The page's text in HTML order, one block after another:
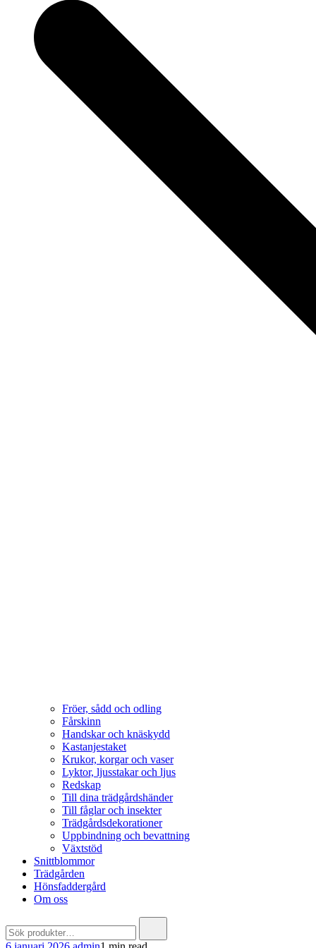
Fröer, sådd och odling
Fårskinn
Handskar och knäskydd
Kastanjestaket
Krukor, korgar och vaser
Lyktor, ljusstakar och ljus
Redskap
Till dina trädgårdshänder
Till fåglar och insekter
Trädgårdsdekorationer
Uppbindning och bevattning
Växtstöd
Snittblommor
Trädgården
Hönsfaddergård
Om oss
for: